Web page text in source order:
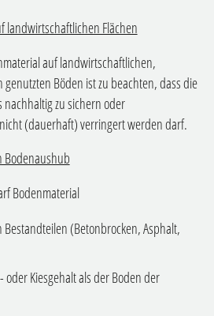
landwirtschaftlichen Flächen
auf landwirtschaftlichen,
Böden ist zu beachten, dass die
nachhaltig zu sichern oder
(dauerhaft) verringert werden darf.
Bodenaushub
Bodenmaterial
(Betonbrocken, Asphalt,
oder Kiesgehalt als der Boden der